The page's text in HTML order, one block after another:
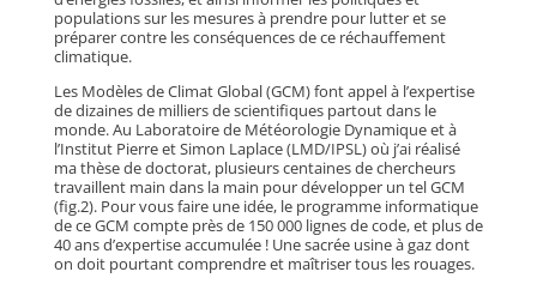
populations sur les mesures à prendre pour lutter et se
préparer contre les conséquences de ce réchauffement
climatique.
Les Modèles de Climat Global (GCM) font appel à l’expertise
de dizaines de milliers de scientifiques partout dans le
monde. Au Laboratoire de Météorologie Dynamique et à
l’Institut Pierre et Simon Laplace (LMD/IPSL) où j’ai réalisé
ma thèse de doctorat, plusieurs centaines de chercheurs
travaillent main dans la main pour développer un tel GCM
(fig.2). Pour vous faire une idée, le programme informatique
de ce GCM compte près de 150 000 lignes de code, et plus de
40 ans d’expertise accumulée ! Une sacrée usine à gaz dont
on doit pourtant comprendre et maîtriser tous les rouages.